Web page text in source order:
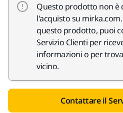
Questo prodotto non è
l'acquisto su
questo prodotto, puoi
Servizio Clienti per
informazioni o per
vicino.
Contattare il